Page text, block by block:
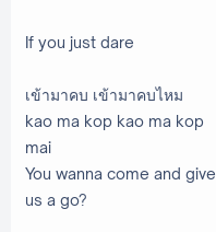
If you just dare
เข้ามาคบ เข้ามาคบไหม
kao ma kop kao ma kop
mai
You wanna come and give
us a go?